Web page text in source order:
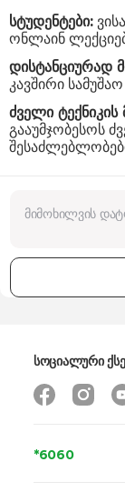
სტუდენტები:
ონლაინ
დისტანციურად
კავშირი
ძველი
გააუმჯობესოს
*6060
სოციალური